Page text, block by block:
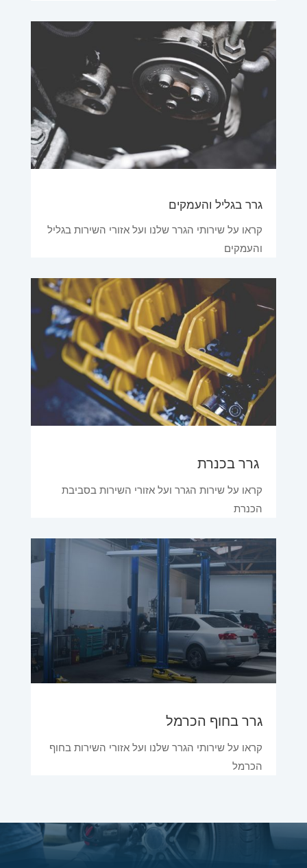
גרר בגליל והעמקים
קראו על שירותי הגרר שלנו ועל אזורי השירות בגליל
והעמקים
גרר בכנרת
קראו על שירות הגרר ועל אזורי השירות בסביבת
הכנרת
גרר בחוף הכרמל
קראו על שירותי הגרר שלנו ועל אזורי השירות בחוף
הכרמל